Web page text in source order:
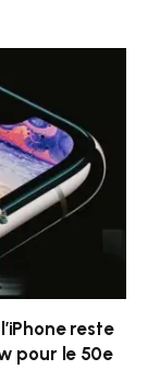
reste
pour le 50e